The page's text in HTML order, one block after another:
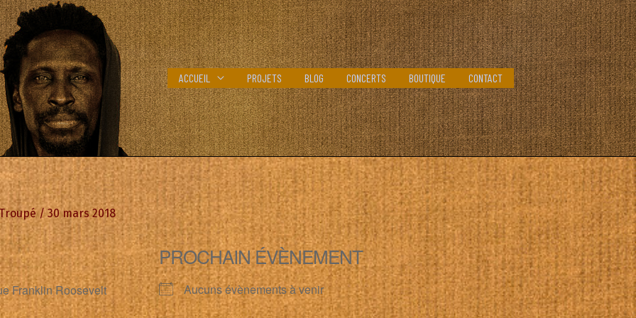
ACCUEIL PROJETS BLOG CONCERTS BOUTIQUE CONTACT
/30 mars 2018
Franklin Roosevelt
PROCHAIN ÉVÈNEMENT
Aucuns évènements à venir